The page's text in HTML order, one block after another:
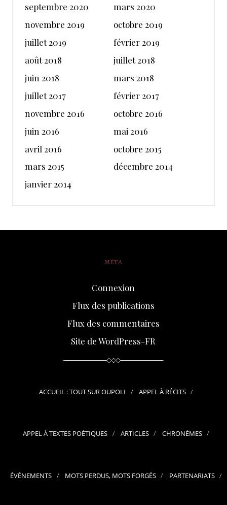
septembre 2020
mars 2020
novembre 2019
octobre 2019
juillet 2019
février 2019
août 2018
juillet 2018
juin 2018
mars 2018
juillet 2017
février 2017
novembre 2016
octobre 2016
juin 2016
mai 2016
avril 2016
octobre 2015
mars 2015
décembre 2014
janvier 2014
MÉTA
Connexion
Flux des publications
Flux des commentaires
Site de WordPress-FR
ACCUEIL : TOUT SUR OUPOLI APPEL À RÉCITS
APPEL À TEXTES POÉTIQUES ARTICLES CHRONÈMES
ÉVÉNEMENTS MOTS PERDUS, MOTS FORGÉS PARTENARIATS